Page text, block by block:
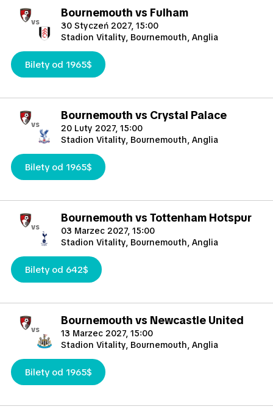
vs
Bournemouth vs Fulham
30 Styczeń 2027, 15:00
Stadion Vitality, Bournemouth, Anglia
Bilety od 1965$
vs
Bournemouth vs Crystal Palace
20 Luty 2027, 15:00
Stadion Vitality, Bournemouth, Anglia
Bilety od 1965$
vs
Bournemouth vs Tottenham Hotspur
03 Marzec 2027, 15:00
Stadion Vitality, Bournemouth, Anglia
Bilety od 642$
vs
Bournemouth vs Newcastle United
13 Marzec 2027, 15:00
Stadion Vitality, Bournemouth, Anglia
Bilety od 1965$